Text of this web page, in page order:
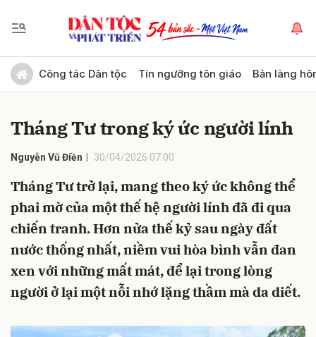
Công tác Dân tộc Tín ngưỡng tôn giáo Bản làng
Tháng Tư trong ký ức người lính
Nguyễn Vũ Điền 30/04/2026 07:00
Tháng Tư trở lại, mang theo ký ức không thể
phai mờ của một thế hệ người lính đã đi qua
chiến tranh. Hơn nửa thế kỷ sau ngày đất
nước thống nhất, niềm vui hòa bình vẫn đan
xen với những mất mát, để lại trong lòng
người ở lại một nỗi nhớ lặng thầm mà da diết.
Gửi bình luận
Hủy Gửi